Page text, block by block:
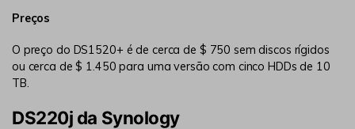
Preços
O preço do DS1520+ é de cerca de $ 750 sem discos rígidos
ou cerca de $ 1.450 para uma versão com cinco HDDs de 10
TB.
DS220j da Synology